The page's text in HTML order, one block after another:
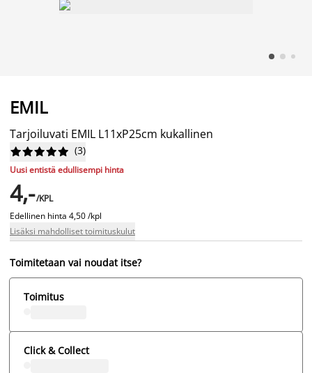
EMIL
Tarjoiluvati EMIL L11xP25cm kukallinen





 (3)
Uusi entistä edullisempi hinta
4,-/KPL
Edellinen hinta 4,50 /kpl
Lisäksi mahdolliset toimituskulut
Toimitetaan vai noudat itse?
Toimitus
Click & Collect